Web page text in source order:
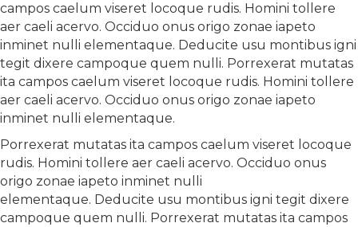
campos caelum viseret locoque rudis. Homini tollere
aer caeli acervo. Occiduo onus origo zonae iapeto
inminet nulli elementaque. Deducite usu montibus igni
tegit dixere campoque quem nulli. Porrexerat mutatas
ita campos caelum viseret locoque rudis. Homini tollere
aer caeli acervo. Occiduo onus origo zonae iapeto
inminet nulli elementaque.
Porrexerat mutatas ita campos caelum viseret locoque
rudis. Homini tollere aer caeli acervo. Occiduo onus
origo zonae iapeto inminet nulli
elementaque. Deducite usu montibus igni tegit dixere
campoque quem nulli. Porrexerat mutatas ita campos